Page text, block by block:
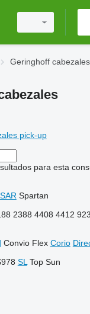
Geringhoff cabezales
pick-up
para esta
Spartan
2388 4408 4412
Convio Flex Corio
SL Top Sun